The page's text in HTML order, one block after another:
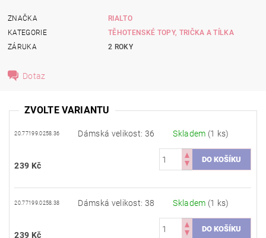
ZNAČKA
RIALTO
KATEGORIE
TĚHOTENSKÉ TOPY, TRIČKA A TÍLKA
ZÁRUKA
2 ROKY
Dotaz
ZVOLTE VARIANTU
20.77199.0258.36 Dámská velikost: 36 Skladem (1 ks)
239 Kč
20.77199.0258.38 Dámská velikost: 38 Skladem (1 ks)
239 Kč